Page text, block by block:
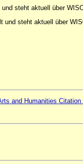
steht aktuell über
und steht aktuell über
and Humanities Citation